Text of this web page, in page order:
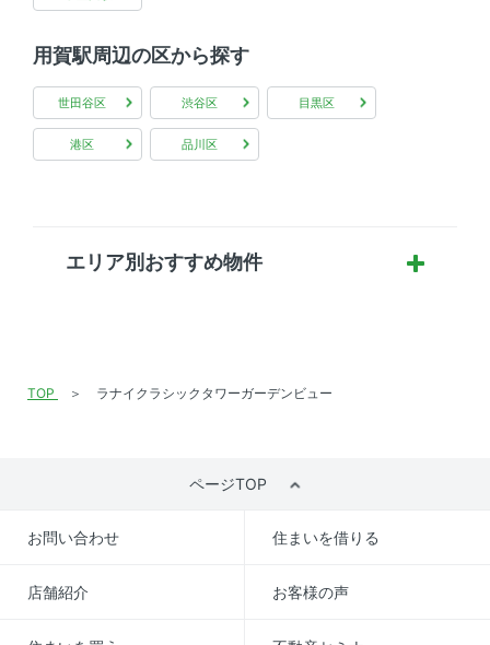
用賀駅周辺の区から探す
世田谷区 渋谷区 目黒区
港区 品川区
エリア別おすすめ物件
TOP ラナイクラシックタワーガーデンビュー
ページTOP
お問い合わせ 住まいを借りる
店舗紹介 お客様の声